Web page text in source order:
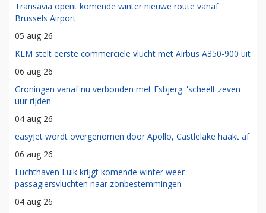
Transavia opent komende winter nieuwe route vanaf
Brussels Airport
05 aug 26
KLM stelt eerste commerciële vlucht met Airbus A350-900 uit
06 aug 26
Groningen vanaf nu verbonden met Esbjerg: 'scheelt zeven
uur rijden'
04 aug 26
easyJet wordt overgenomen door Apollo, Castlelake haakt af
06 aug 26
Luchthaven Luik krijgt komende winter weer
passagiersvluchten naar zonbestemmingen
04 aug 26